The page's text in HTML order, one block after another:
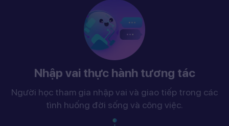
Nhập vai thực hành tương tác
Người học tham gia nhập vai và giao tiếp trong các
tình huống đời sống và công việc.